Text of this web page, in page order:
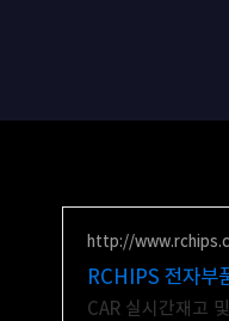
http://
RCHIPS 전자부
CAR 실시간재고